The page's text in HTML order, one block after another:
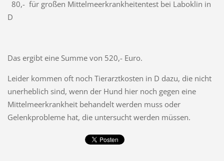
80,- für großen Mittelmeerkrankheitentest bei Laboklin in
D
Das ergibt eine Summe von 520,- Euro.
Leider kommen oft noch Tierarztkosten in D dazu, die nicht
unerheblich sind, wenn der Hund hier noch gegen eine
Mittelmeerkrankheit behandelt werden muss oder
Gelenkprobleme hat, die untersucht werden müssen.